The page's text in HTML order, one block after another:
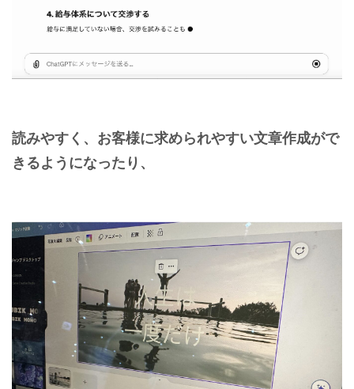
読みやすく、お客様に求められやすい文章作成がで
きるようになったり、